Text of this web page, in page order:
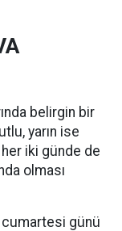
belirgin bir
yarın ise
iki günde de
olması
cumartesi günü